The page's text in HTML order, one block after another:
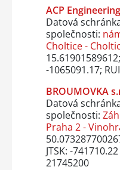
ACP
Datová
společnosti:
Choltice -
-1065091.17;
BROUMOVKA
Datová
společnosti:
Praha 2 -
JTSK: -
21745200